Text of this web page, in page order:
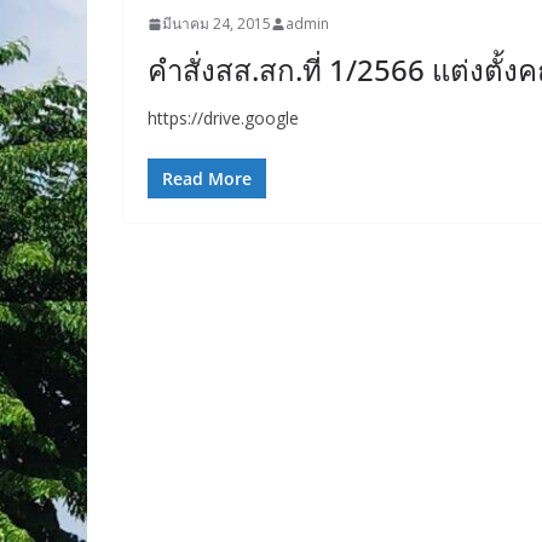
มีนาคม 24, 2015 admin
คำสั่งสส.สก.ที่ 1/2566 แต่งตั้ง
https://drive.google
Read More